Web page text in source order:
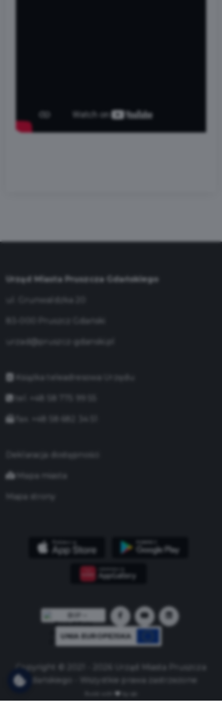
Urząd Miasta Pruszcza Gdańskiego
urzad@pruszcz-gdanski.pl
Książka teleadresowa Urzędu
Deklaracja dostępności
Mapa miasta
Mapa strony
UNIA EUROPEJSKA
Copyright © 2021 - 2026 Urząd Miasta Pruszcza
Gdańskiego - Wszystkie prawa zastrzeżone